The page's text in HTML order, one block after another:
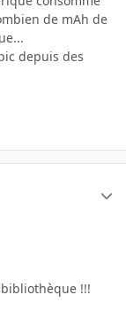
de mAh de
depuis des
!!!